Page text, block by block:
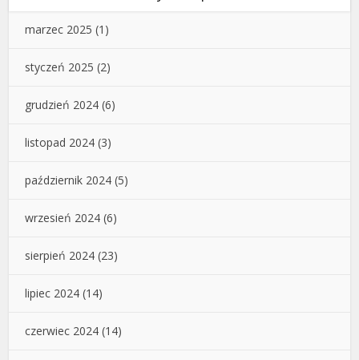
marzec 2025 (1)
styczeń 2025 (2)
grudzień 2024 (6)
listopad 2024 (3)
październik 2024 (5)
wrzesień 2024 (6)
sierpień 2024 (23)
lipiec 2024 (14)
czerwiec 2024 (14)